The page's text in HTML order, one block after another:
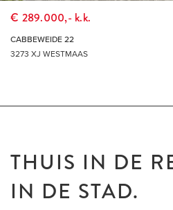
DÉ MAKELAAR VOOR DE
ROTTERDAM
€ 289.000,- k.k.
CABBEWEIDE 22
3273 XJ WESTMAAS
THUIS IN DE
IN DE STAD.